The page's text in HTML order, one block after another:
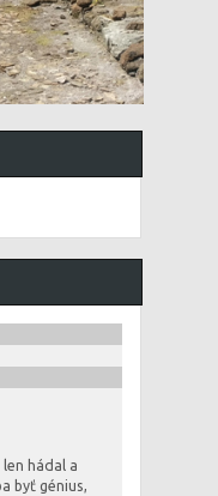
hádal a
byť génius,